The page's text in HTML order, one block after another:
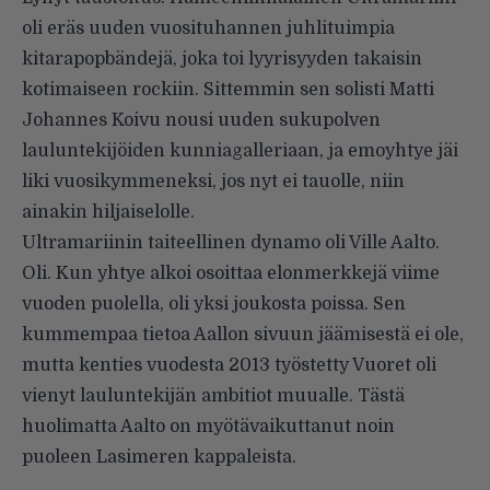
oli eräs uuden vuosituhannen juhlituimpia
kitarapopbändejä, joka toi lyyrisyyden takaisin
kotimaiseen rockiin. Sittemmin sen solisti Matti
Johannes Koivu nousi uuden sukupolven
lauluntekijöiden kunniagalleriaan, ja emoyhtye jäi
liki vuosikymmeneksi, jos nyt ei tauolle, niin
ainakin hiljais­elolle.
Ultramariinin taiteellinen dynamo oli Ville Aalto.
Oli. Kun yhtye alkoi osoittaa elonmerkkejä viime
vuoden puolella, oli yksi joukosta poissa. Sen
kummempaa tietoa Aallon sivuun jäämisestä ei ole,
mutta kenties vuodesta 2013 työstetty Vuoret oli
vienyt lauluntekijän ambitiot muualle. Tästä
huolimatta Aalto on myötävaikuttanut noin
puoleen Lasimeren kappaleista.